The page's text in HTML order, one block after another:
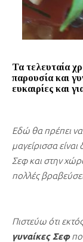
Τα τελευταία
παρουσία και
ευκαιρίες και
Εδώ θα πρέπει
μαγείρισσα
Σεφ και στην
πολλές
Πιστεύω ότι
γυναίκες Σεφ